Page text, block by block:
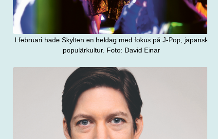
I februari hade Skylten en heldag med fokus på J-Pop, japansk
populärkultur. Foto: David Einar